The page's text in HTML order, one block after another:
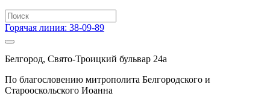
Горячая линия: 38-09-89
Белгород, Свято-Троицкий бульвар 24а
По благословению митрополита Белгородского и
Старооскольского Иоанна